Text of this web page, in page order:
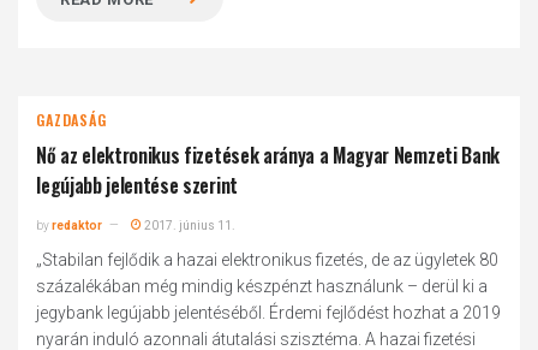
GAZDASÁG
Nő az elektronikus fizetések aránya a Magyar Nemzeti Bank
legújabb jelentése szerint
byredaktor 2017. június 11.
„Stabilan fejlődik a hazai elektronikus fizetés, de az ügyletek 80
százalékában még mindig készpénzt használunk – derül ki a
jegybank legújabb jelentéséből. Érdemi fejlődést hozhat a 2019
nyarán induló azonnali átutalási szisztéma. A hazai fizetési